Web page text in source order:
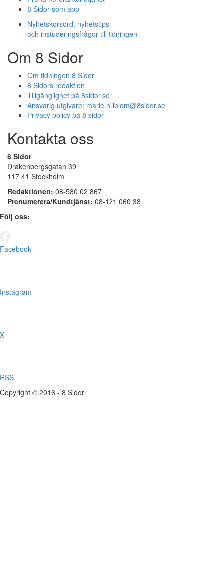
8 Sidor som app
Nyhetskorsord, nyhetstips
och instuderingsfrågor till tidningen
Om 8 Sidor
Om tidningen 8 Sidor
8 Sidors redaktion
Tillgänglighet på 8sidor.se
Ansvarig utgivare: marie.hillblom@8sidor.se
Privacy policy på 8 sidor
Kontakta oss
8 Sidor
Drakenbergsgatan 39
117 41 Stockholm
Redaktionen: 08-580 02 867
Prenumerera/Kundtjänst: 08-121 060 38
Följ oss:
Facebook
Instagram
X
RSS
Copyright © 2016 - 8 Sidor